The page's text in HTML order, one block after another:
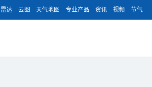
雷达 云图 天气地图 专业产品 资讯 视频 节气